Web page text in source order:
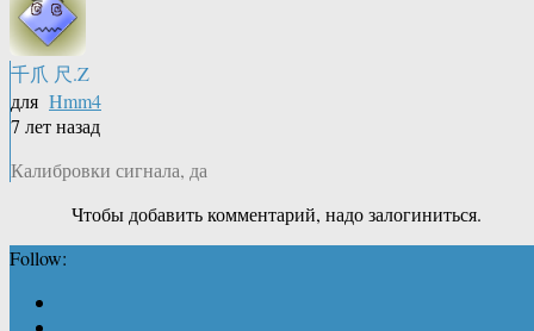
千爪 尺.Z
для Hmm4
7 лет назад
Калибровки сигнала, да
Чтобы добавить комментарий, надо залогиниться.
Follow: